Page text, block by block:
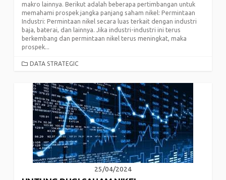
makro lainnya. Berikut adalah beberapa pertimbangan untuk
memahami prospek jangka panjang saham nikel: Permintaan
Industri: Permintaan nikel secara luas terkait dengan industri
baja, baterai, dan lainnya. Jika industri-industri ini terus
berkembang dan permintaan nikel terus meningkat, maka
prospek...
CATEGORIES
DATA STRATEGIC
25/04/2024